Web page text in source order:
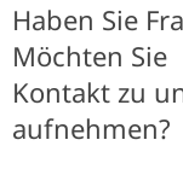
Haben Sie
Möchten Sie
Kontakt zu
aufnehmen?